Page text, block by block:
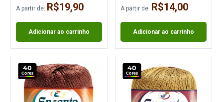
A partir de: R$19,90
Adicionar ao carrinho
A partir de: R$14,00
Adicionar ao carrinho
40
Cores
40
Cores